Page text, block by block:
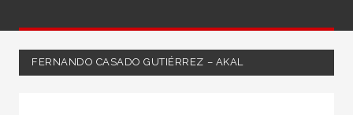
FERNANDO CASADO GUTIÉRREZ – AKAL